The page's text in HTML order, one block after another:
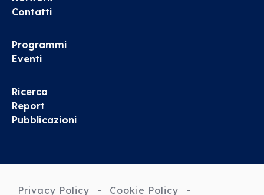
Contatti
Programmi
Eventi
Ricerca
Report
Pubblicazioni
Privacy Policy Cookie Policy